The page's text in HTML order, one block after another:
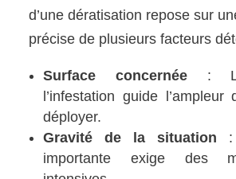
d’une dératisation repose sur
précise de plusieurs facteurs
Surface concernée:
l’infestation guide
déployer.
Gravité de la situation :
importante exige des